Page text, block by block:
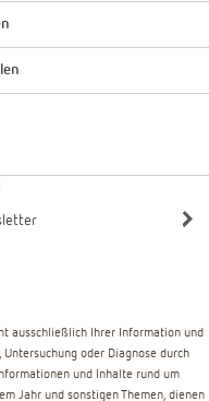
ausschließlich Ihrer Information und
oder Diagnose durch
und Inhalte rund um
Jahr und sonstigen Themen, dienen